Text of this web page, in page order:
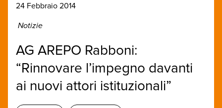
24 Febbraio 2014
Notizie
AG AREPO Rabboni:
“Rinnovare l’impegno davanti
ai nuovi attori istituzionali”